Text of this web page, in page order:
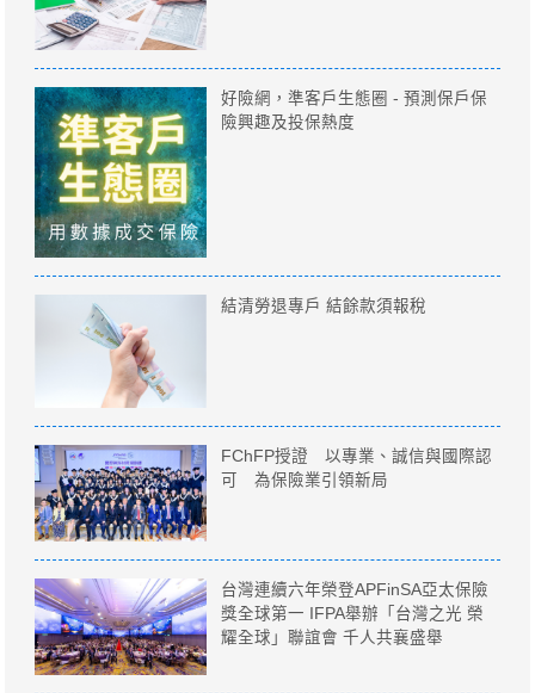
好險網，準客戶生態圈 - 預測保戶保
險興趣及投保熱度
結清勞退專戶 結餘款須報稅
FChFP授證 以專業、誠信與國際認
可 為保險業引領新局
台灣連續六年榮登APFinSA亞太保險
獎全球第一 IFPA舉辦「台灣之光 榮
耀全球」聯誼會 千人共襄盛舉